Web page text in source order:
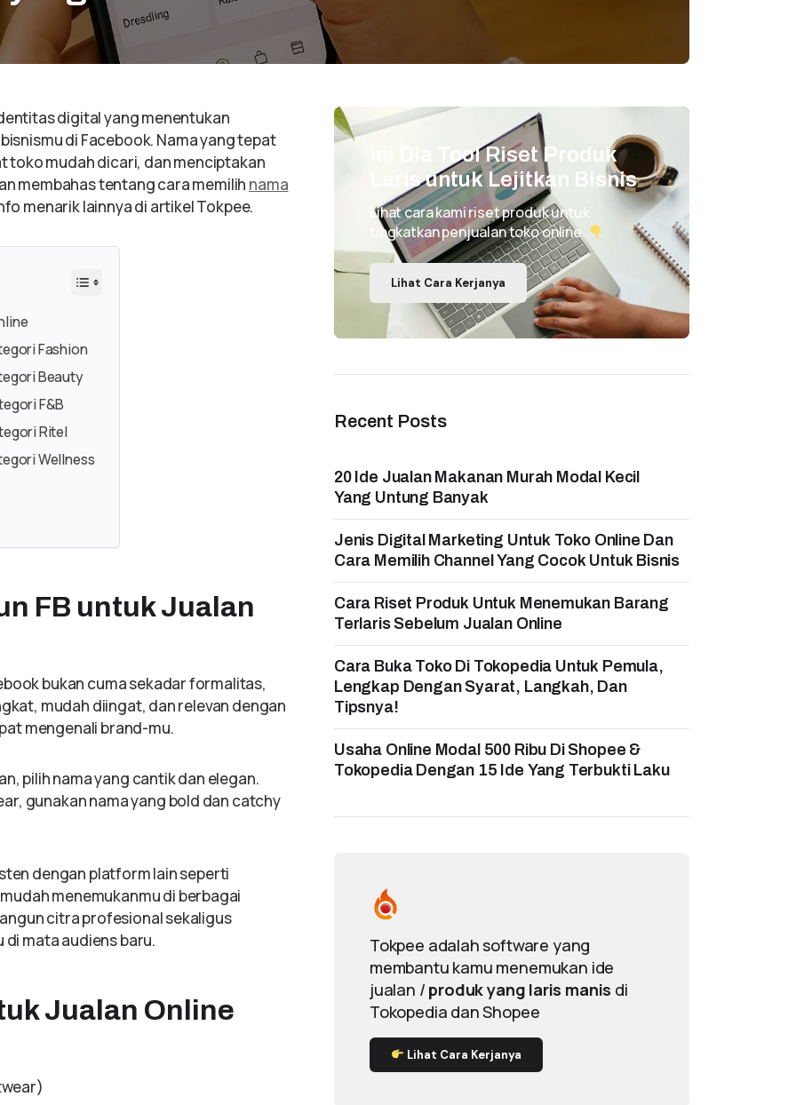
digital yang menentukan
di Facebook. Nama yang tepat
toko mudah dicari, dan menciptakan
membahas tentang cara memilih nama
menarik lainnya di artikel Tokpee.
Fashion
Beauty
F&B
Ritel
Wellness
FB untuk Jualan
bukan cuma sekadar formalitas,
mudah diingat, dan relevan dengan
mengenali brand-mu.
pilih nama yang cantik dan elegan.
gunakan nama yang bold dan catchy
dengan platform lain seperti
menemukanmu di berbagai
citra profesional sekaligus
mata audiens baru.
Jualan Online
Ini Dia Tool Riset Produk
Laris untuk Lejitkan Bisnis
Lihat cara kami riset produk untuk
tingkatkan penjualan toko online.
Lihat Cara Kerjanya
Recent Posts
20 Ide Jualan Makanan Murah Modal Kecil
Yang Untung Banyak
Jenis Digital Marketing Untuk Toko Online Dan
Cara Memilih Channel Yang Cocok Untuk Bisnis
Cara Riset Produk Untuk Menemukan Barang
Terlaris Sebelum Jualan Online
Cara Buka Toko Di Tokopedia Untuk Pemula,
Lengkap Dengan Syarat, Langkah, Dan
Tipsnya!
Usaha Online Modal 500 Ribu Di Shopee &
Tokopedia Dengan 15 Ide Yang Terbukti Laku
Tokpee adalah software yang
membantu kamu menemukan ide
jualan / produk yang laris manis di
Tokopedia dan Shopee
Lihat Cara Kerjanya